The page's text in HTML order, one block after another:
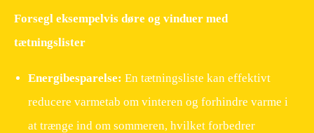
Forsegl eksempelvis døre og vinduer med
tætningslister
Energibesparelse:En tætningsliste kan effektivt
reducere varmetab om vinteren og forhindre varme i
at trænge ind om sommeren, hvilket forbedrer